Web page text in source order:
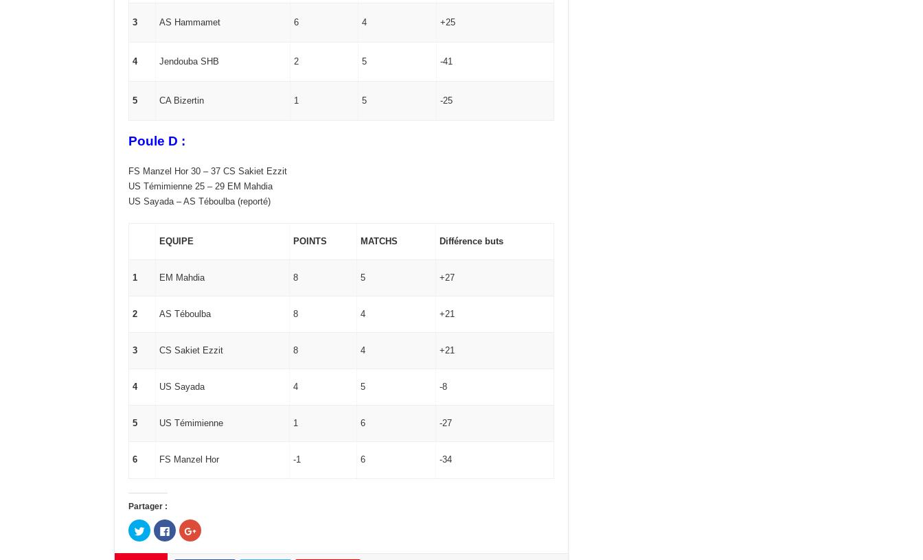
3 AS Hammamet 6 4 +25
4 Jendouba SHB 2 5 -41
5 CA Bizertin 1 5 -25
Poule D :
FS Manzel Hor 30 – 37 CS Sakiet Ezzit
US Témimienne 25 – 29 EM Mahdia
US Sayada – AS Téboulba (reporté)
EQUIPE POINTS MATCHS Différence buts
1 EM Mahdia 8 5 +27
2 AS Téboulba 8 4 +21
3 CS Sakiet Ezzit 8 4 +21
4 US Sayada 4 5 -8
5 US Témimienne 1 6 -27
6 FS Manzel Hor -1 6 -34
Partager :
C
l
q
C
l
C
l